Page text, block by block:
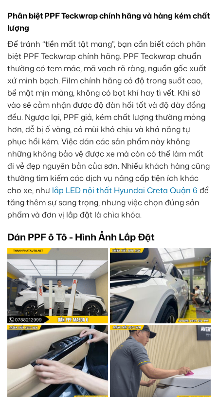
Phân biệt PPF Teckwrap chính hãng và hàng kém chất
lượng
Để tránh “tiền mất tật mang”, bạn cần biết cách phân
biệt PPF Teckwrap chính hãng. PPF Teckwrap chuẩn
thường có tem mác, mã vạch rõ ràng, nguồn gốc xuất
xứ minh bạch. Film chính hãng có độ trong suốt cao,
bề mặt mịn màng, không có bọt khí hay tì vết. Khi sờ
vào sẽ cảm nhận được độ đàn hồi tốt và độ dày đồng
đều. Ngược lại, PPF giả, kém chất lượng thường mỏng
hơn, dễ bị ố vàng, có mùi khó chịu và khả năng tự
phục hồi kém. Việc dán các sản phẩm này không
những không bảo vệ được xe mà còn có thể làm mất
đi vẻ đẹp nguyên bản của sơn. Nhiều khách hàng cũng
thường tìm kiếm các dịch vụ nâng cấp tiện ích khác
cho xe, như lắp LED nội thất Hyundai Creta Quận 6 để
tăng thêm sự sang trọng, nhưng việc chọn đúng sản
phẩm và đơn vị lắp đặt là chìa khóa.
Dán PPF ô Tô - Hình Ảnh Lắp Đặt